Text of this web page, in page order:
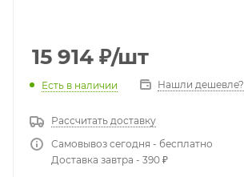
15 914 ₽/шт
Есть в наличии Нашли дешевле?
Рассчитать доставку
Самовывоз сегодня - бесплатно
Доставка завтра - 390 ₽